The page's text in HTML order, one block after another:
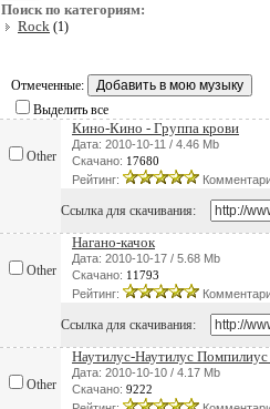
Поиск по категориям:
Rock (1)
Отмеченные:
Выделить все
Other
Кино-Кино - Группа крови
Дата: 2010-10-11 / 4.46 Mb
Скачано: 17680
Рейтинг:
Ссылка для скачивания:
Other
Нагано-качок
Дата: 2010-10-17 / 5.68 Mb
Скачано: 11793
Рейтинг:
Ссылка для скачивания:
Other
Наутилус-Наутилус
Дата: 2010-10-10 / 4.17 Mb
Скачано: 9222